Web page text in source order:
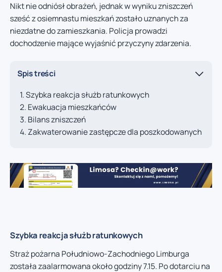
Nikt nie odniósł obrażeń, jednak w wyniku zniszczeń
sześć z osiemnastu mieszkań zostało uznanych za
niezdatne do zamieszkania. Policja prowadzi
dochodzenie mające wyjaśnić przyczyny zdarzenia.
Spis treści
Szybka reakcja służb ratunkowych
Ewakuacja mieszkańców
Bilans zniszczeń
Zakwaterowanie zastępcze dla poszkodowanych
Szybka reakcja służb ratunkowych
Straż pożarna Południowo-Zachodniego Limburga
została zaalarmowana około godziny 7.15. Po dotarciu na